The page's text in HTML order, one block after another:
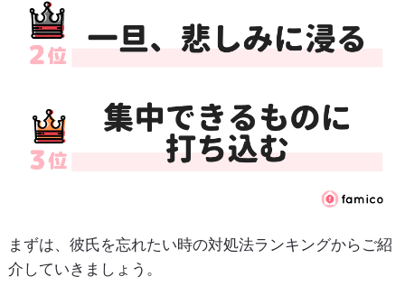
まずは、彼氏を忘れたい時の対処法ランキングからご紹
介していきましょう。